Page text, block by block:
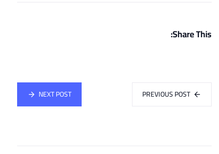
Share This:
PREVIOUS POST
NEXT POST